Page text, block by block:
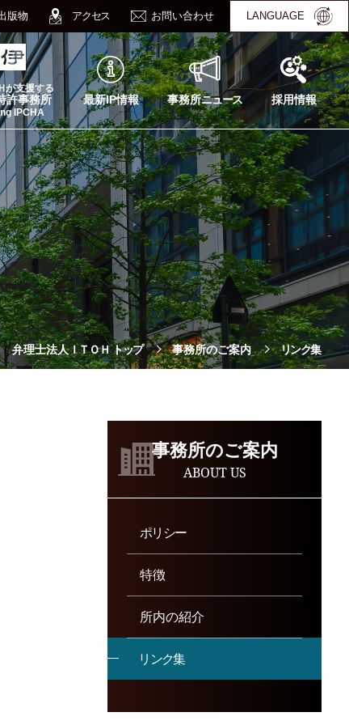
が支援する
許事務所
IPCHA
最新IP情報 事務所ニュース 採用情報
版物 アクセス お問い合わせ LANGUAGE
弁理士法人ＩＴＯＨ トップ 事務所のご案内 リンク集
事務所のご案内
ABOUT US
ポリシー
特徴
所内の紹介
リンク集